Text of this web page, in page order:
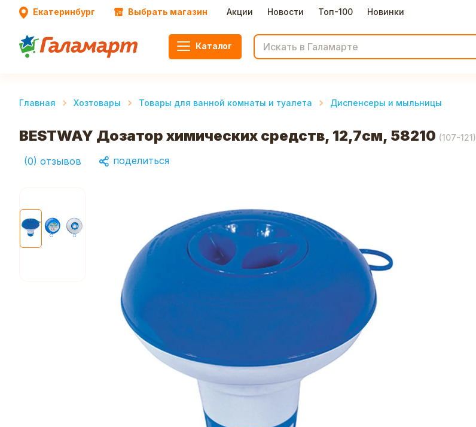
Екатеринбург Выбрать магазин Акции Новости Топ-100 Новинки
Каталог
Главная Хозтовары Товары для ванной комнаты и туалета Диспенсеры и мыльницы
BESTWAY Дозатор химических средств, 12,7см, 58210 (107-121)
(0) отзывов поделиться